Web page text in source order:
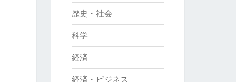
歴史・社会
科学
経済
経済・ビジネス